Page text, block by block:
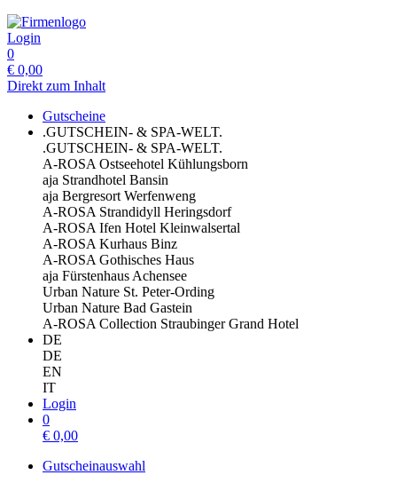
Login
0
€ 0,00
Direkt zum Inhalt
Gutscheine
.GUTSCHEIN- & SPA-WELT.
.GUTSCHEIN- & SPA-WELT.
A-ROSA Ostseehotel Kühlungsborn
aja Strandhotel Bansin
aja Bergresort Werfenweng
A-ROSA Strandidyll Heringsdorf
A-ROSA Ifen Hotel Kleinwalsertal
A-ROSA Kurhaus Binz
A-ROSA Gothisches Haus
aja Fürstenhaus Achensee
Urban Nature St. Peter-Ording
Urban Nature Bad Gastein
A-ROSA Collection Straubinger Grand Hotel
DE
DE
EN
IT
Login
0
€ 0,00
Gutscheinauswahl